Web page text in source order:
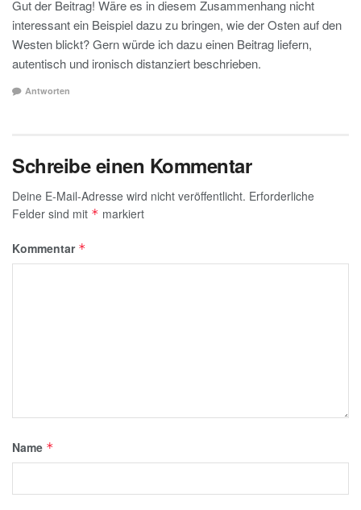
Gut der Beitrag! Wäre es in diesem Zusammenhang nicht
interessant ein Beispiel dazu zu bringen, wie der Osten auf den
Westen blickt? Gern würde ich dazu einen Beitrag liefern,
autentisch und ironisch distanziert beschrieben.
Antworten
Schreibe einen Kommentar
Deine E-Mail-Adresse wird nicht veröffentlicht. Erforderliche
Felder sind mit * markiert
Kommentar *
Name *